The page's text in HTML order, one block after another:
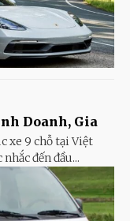
Doanh, Gia
xe 9 chỗ tại Việt
đến đầu...